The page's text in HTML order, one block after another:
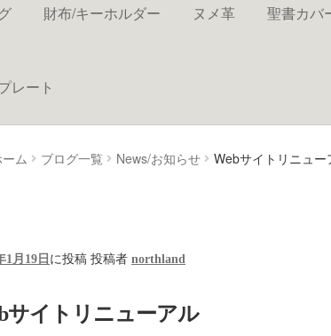
財布/キーホルダー ヌメ革 聖書カバ
レート
ム ブログ一覧 News/お知らせ Webサイトリニュー
1月19日 に投稿 投稿者northland
サイトリニューアル